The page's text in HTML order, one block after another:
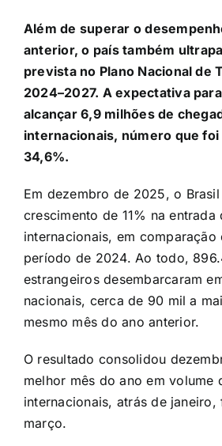
Além de superar o
anterior, o país também
prevista no Plano Nacional de
2024–2027. A expectativa
alcançar 6,9 milhões de
internacionais, número que
34,6%.
Em dezembro de 2025, o
crescimento de 11% na entrada
internacionais, em comparação
período de 2024. Ao todo,
estrangeiros desembarcaram
nacionais, cerca de 90 mil a
mesmo mês do ano anterior.
O resultado consolidou
melhor mês do ano em volume
internacionais, atrás de janeiro,
março.